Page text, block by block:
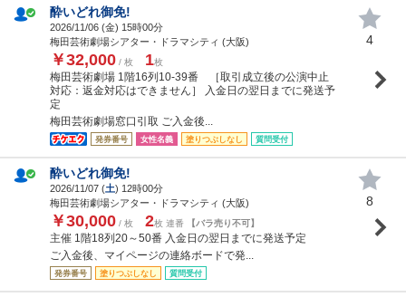
酔いどれ御免!
2026/11/06 (金) 15時00分
梅田芸術劇場シアター・ドラマシティ (大阪)
￥32,000 / 枚 1枚
梅田芸術劇場 1階16列10-39番 ［取引成立後の公演中止
対応：返金対応はできません］ 入金日の翌日までに発送予
定
梅田芸術劇場窓口引取 ご入金後...
発券番号 女性名義 塗りつぶしなし 質問受付
4
酔いどれ御免!
2026/11/07 (土) 12時00分
梅田芸術劇場シアター・ドラマシティ (大阪)
￥30,000 / 枚 2枚 連番 【バラ売り不可】
主催 1階18列20～50番 入金日の翌日までに発送予定
ご入金後、マイページの連絡ボードで発...
発券番号 塗りつぶしなし 質問受付
8